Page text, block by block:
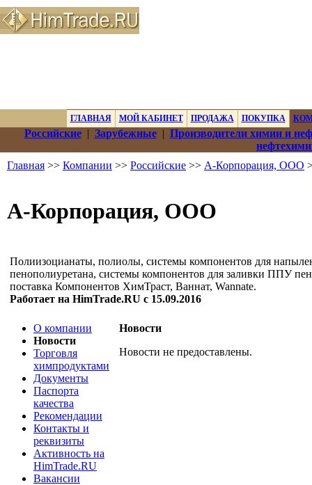
ГЛАВНАЯ МОЙ КАБИНЕТ ПРОДАЖА ПОКУПКА
Российские| Зарубежные| Производители химии и
Главная >> Компании >> Российские >> А-Корпорация, ООО
А-Корпорация, ООО
Полиизоцианаты, полиолы, системы компонентов для
пенополиуретана, системы компонентов для заливки ППУ
поставка Компонентов ХимТраст, Ваннат, Wannate.
Работает на HimTrade.RU с 15.09.2016
О компании
Новости
Торговля
химпродуктами
Документы
Паспорта
качества
Рекомендации
Контакты и
реквизиты
Активность на
HimTrade.RU
Вакансии
Новости
Новости не предоставлены.